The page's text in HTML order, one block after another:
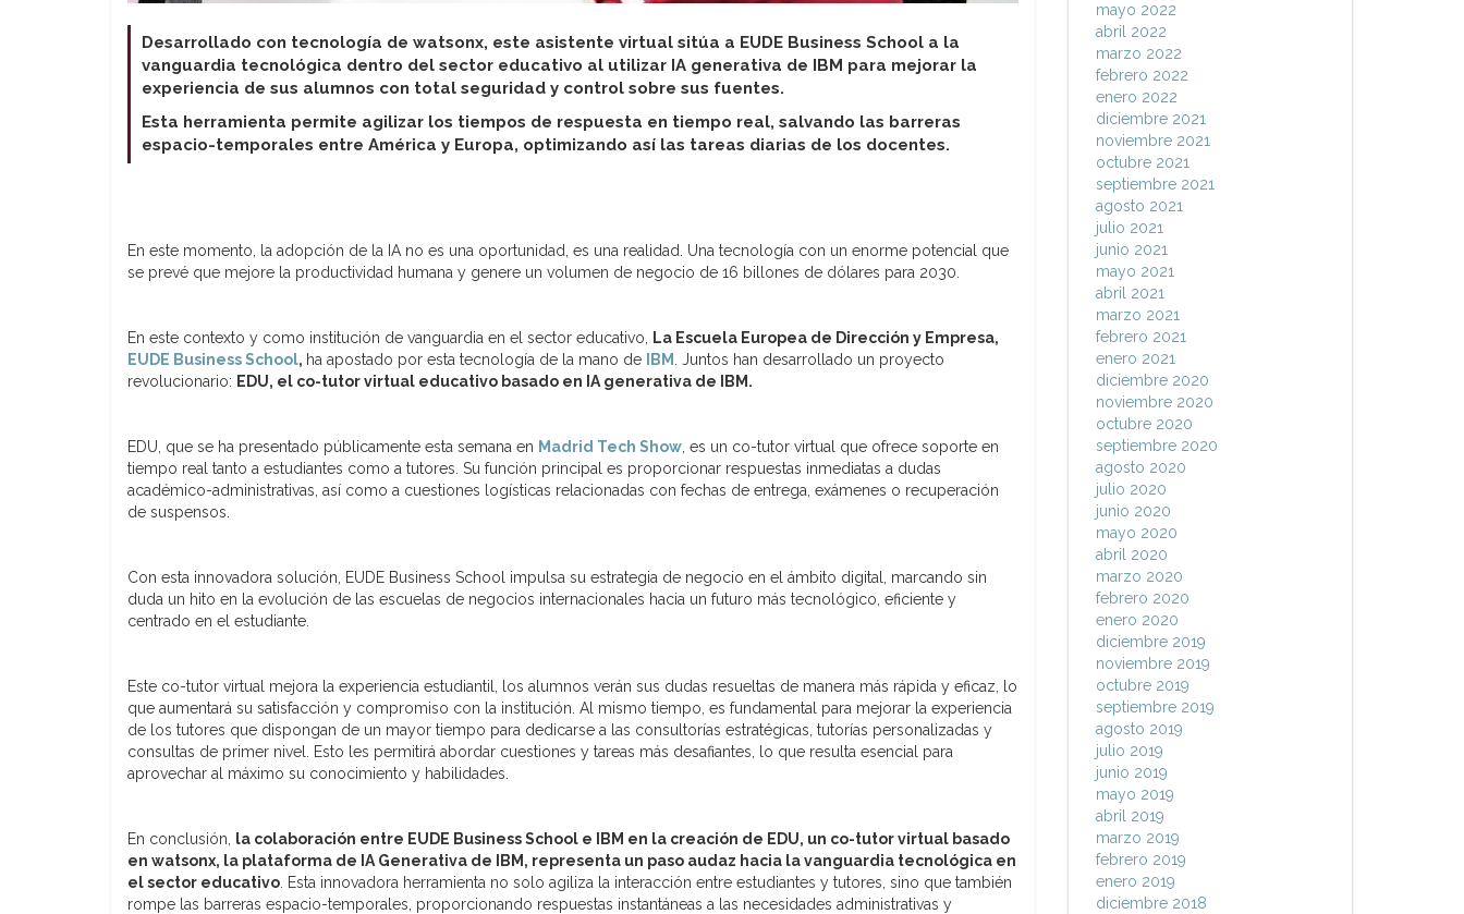
Desarrollado con tecnología de watsonx, este asistente virtual sitúa a EUDE Business School a la
vanguardia tecnológica dentro del sector educativo al utilizar IA generativa de IBM para mejorar la
experiencia de sus alumnos con total seguridad y control sobre sus fuentes.
Esta herramienta permite agilizar los tiempos de respuesta en tiempo real, salvando las barreras
espacio-temporales entre América y Europa, optimizando así las tareas diarias de los docentes.
En este momento, la adopción de la IA no es una oportunidad, es una realidad. Una tecnología con un enorme potencial que
se prevé que mejore la productividad humana y genere un volumen de negocio de 16 billones de dólares para 2030.
En este contexto y como institución de vanguardia en el sector educativo,
La Escuela Europea de Dirección y Empresa,
EUDE Business School, ha apostado por esta tecnología de la mano de IBM
. Juntos han desarrollado un proyecto
revolucionario: EDU, el co-tutor virtual educativo basado en IA generativa de IBM.
EDU, que se ha presentado públicamente esta semana en Madrid Tech Show , es un co-tutor virtual que ofrece soporte en
tiempo real tanto a estudiantes como a tutores. Su función principal es proporcionar respuestas inmediatas a dudas
académico-administrativas, así como a cuestiones logísticas relacionadas con fechas de entrega, exámenes o recuperación
de suspensos.
Con esta innovadora solución, EUDE Business School impulsa su estrategia de negocio en el ámbito digital, marcando sin
duda un hito en la evolución de las escuelas de negocios internacionales hacia un futuro más tecnológico, eficiente y
centrado en el estudiante.
Este co-tutor virtual mejora la experiencia estudiantil, los alumnos verán sus dudas resueltas de manera más rápida y eficaz, lo
que aumentará su satisfacción y compromiso con la institución. Al mismo tiempo, es fundamental para mejorar la experiencia
de los tutores que dispongan de un mayor tiempo para dedicarse a las consultorías estratégicas, tutorías personalizadas y
consultas de primer nivel. Esto les permitirá abordar cuestiones y tareas más desafiantes, lo que resulta esencial para
aprovechar al máximo su conocimiento y habilidades.
En conclusión,
la colaboración entre EUDE Business School e IBM en la creación de EDU, un co-tutor virtual basado
en watsonx, la plataforma de IA Generativa de IBM, representa un paso audaz hacia la vanguardia tecnológica en
el sector educativo . Esta innovadora herramienta no solo agiliza la interacción entre estudiantes y tutores, sino que también
rompe las barreras espacio-temporales, proporcionando respuestas instantáneas a las necesidades administrativas y
mayo 2022
abril 2022
marzo 2022
febrero 2022
enero 2022
diciembre 2021
noviembre 2021
octubre 2021
septiembre 2021
agosto 2021
julio 2021
junio 2021
mayo 2021
abril 2021
marzo 2021
febrero 2021
enero 2021
diciembre 2020
noviembre 2020
octubre 2020
septiembre 2020
agosto 2020
julio 2020
junio 2020
mayo 2020
abril 2020
marzo 2020
febrero 2020
enero 2020
diciembre 2019
noviembre 2019
octubre 2019
septiembre 2019
agosto 2019
julio 2019
junio 2019
mayo 2019
abril 2019
marzo 2019
febrero 2019
enero 2019
diciembre 2018